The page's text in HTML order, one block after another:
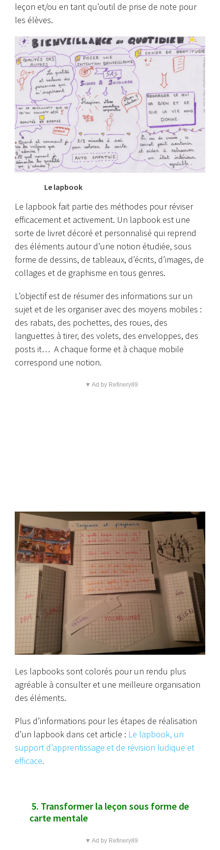
leçon et/ou en tant qu’outil de prise de note pour
les élèves.
Le lapbook
Le lapbook fait partie des méthodes pour réviser
efficacement et activement. Un lapbook est une
sorte de livret décoré et personnalisé qui reprend
des éléments autour d’une notion étudiée, sous
forme de dessins, de tableaux, d’écrits, d’images, de
collages et de graphisme en tous genres.
L’objectif est de résumer des informations sur un
sujet et de les organiser avec des moyens mobiles :
des rabats, des pochettes, des roues, des
languettes à tirer, des volets, des enveloppes, des
posts it… A chaque forme et à chaque mobile
correspond une notion.
▼ Ad by Refinery89
Les lapbooks sont colorés pour un rendu plus
agréable à consulter et une meilleure organisation
des éléments.
Plus d’informations pour les étapes de réalisation
d’un lapbook dans cet article : Le lapbook, un
support d’apprentissage et de révision ludique et
efficace.
5. Transformer la leçon sous forme de
carte mentale
▼ Ad by Refinery89